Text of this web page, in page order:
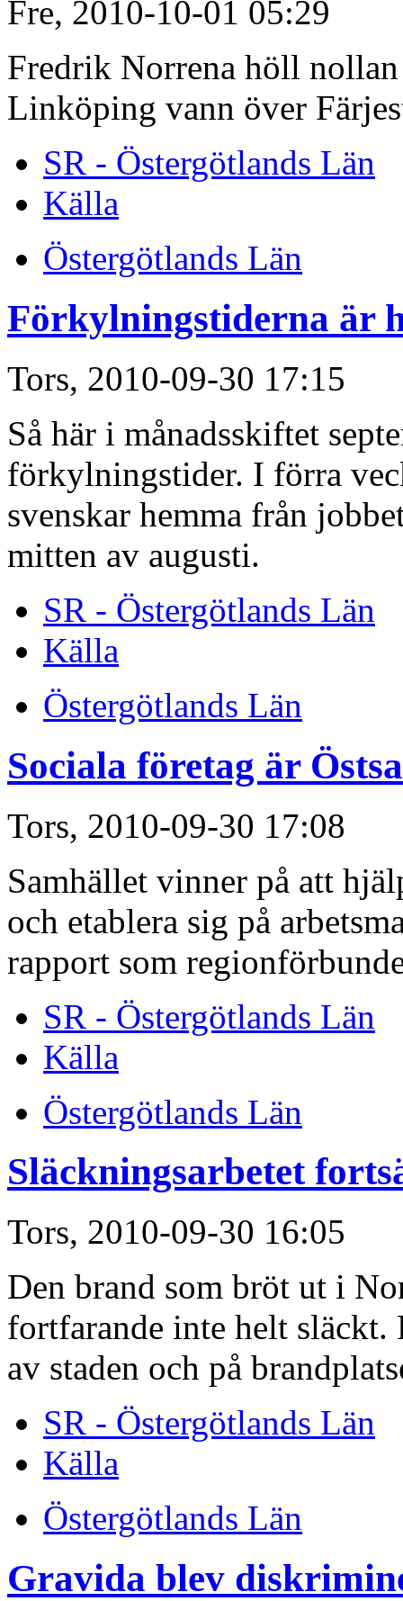
Fre, 2010-10-01 05:29
Fredrik Norrena höll
Linköping vann över
SR - Östergötlands Län
Källa
Östergötlands Län
Förkylningstiderna är
Tors, 2010-09-30 17:15
Så här i månadsskiftet
förkylningstider. I förra
svenskar hemma från
mitten av augusti.
SR - Östergötlands Län
Källa
Östergötlands Län
Sociala företag är
Tors, 2010-09-30 17:08
Samhället vinner på att
och etablera sig på
rapport som
SR - Östergötlands Län
Källa
Östergötlands Län
Släckningsarbetet
Tors, 2010-09-30 16:05
Den brand som bröt ut i
fortfarande inte helt
av staden och på
SR - Östergötlands Län
Källa
Östergötlands Län
Gravida blev